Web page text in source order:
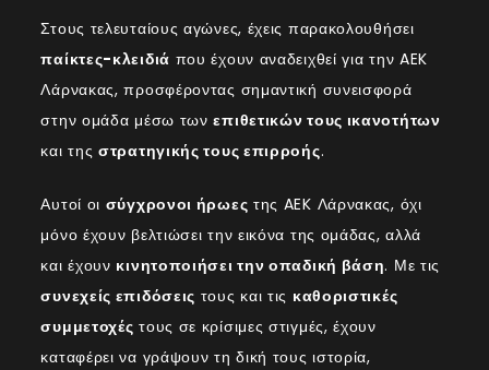
Στους τελευταίους αγώνες, έχεις παρακολουθήσει
παίκτες-κλειδιά που έχουν αναδειχθεί για την AEK
Λάρνακας, προσφέροντας σημαντική συνεισφορά
στην ομάδα μέσω τωνεπιθετικών τους ικανοτήτων
και τηςστρατηγικής τους επιρροής.
Αυτοί οι σύγχρονοι ήρωες της AEK Λάρνακας, όχι
μόνο έχουν βελτιώσει την εικόνα της ομάδας, αλλά
και έχουν κινητοποιήσει την οπαδική βάση. Με τις
συνεχείς επιδόσεις τους και τις καθοριστικές
συμμετοχές τους σε κρίσιμες στιγμές, έχουν
καταφέρει να γράψουν τη δική τους ιστορία,